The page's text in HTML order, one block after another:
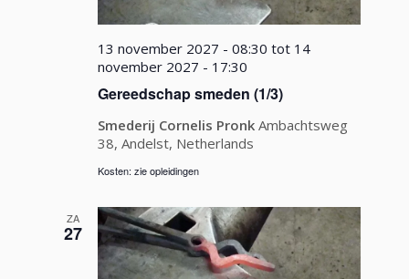
Gereedschap smeden (1/3)
13 november 2027 - 08:30 tot 14
november 2027 - 17:30
Smederij Cornelis PronkAmbachtsweg
38, Andelst, Netherlands
Kosten: zie opleidingen
ZA
27